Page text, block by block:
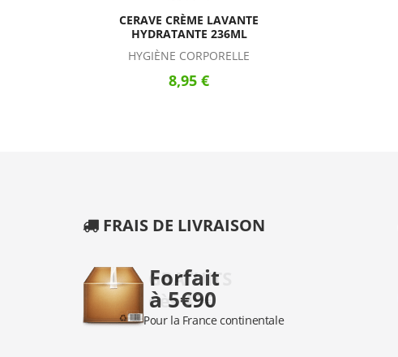
CERAVE CRÈME LAVANTE
HYDRATANTE 236ML
HYGIÈNE CORPORELLE
8,95 €
FRAIS DE LIVRAISON